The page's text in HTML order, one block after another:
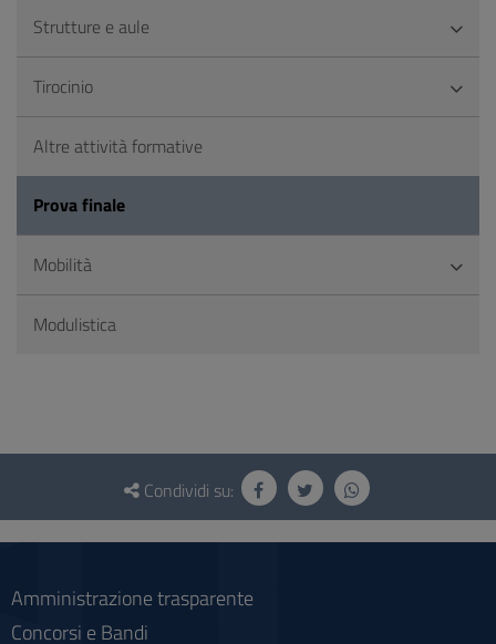
Strutture e aule
Tirocinio
Altre attività formative
Prova finale
Mobilità
Modulistica
Questionario
social
Condividi su:
Amministrazione trasparente
Concorsi e Bandi